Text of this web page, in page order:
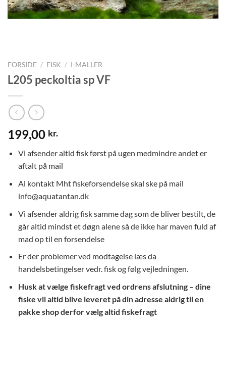
FORSIDE / FISK / I-MALLER
L205 peckoltia sp VF
199,00 kr.
Vi afsender altid fisk først på ugen medmindre andet er
aftalt på mail
Al kontakt Mht fiskeforsendelse skal ske på mail
info@aquatantan.dk
Vi afsender aldrig fisk samme dag som de bliver bestilt, de
går altid mindst et døgn alene så de ikke har maven fuld af
mad op til en forsendelse
Er der problemer ved modtagelse læs da
handelsbetingelser vedr. fisk og følg vejledningen.
Husk at vælge fiskefragt ved ordrens afslutning – dine
fiske vil altid blive leveret på din adresse aldrig til en
pakke shop derfor vælg altid fiskefragt